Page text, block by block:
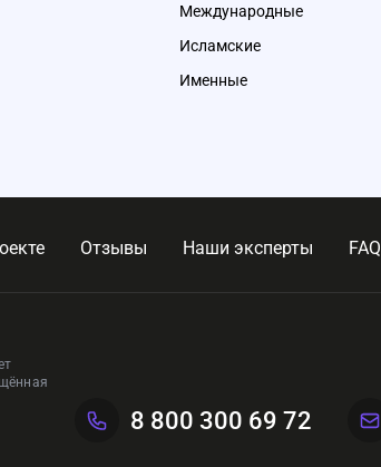
Международные
Исламские
Именные
Отзывы Наши эксперты FAQ
8 800 300 69 72